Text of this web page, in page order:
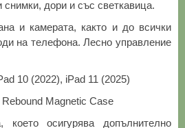
снимки, дори и със светкавица.
и камерата, както и до всички
на телефона. Лесно управление
10 (2022), iPad 11 (2025)
Magnetic Case
което осигурява допълнително